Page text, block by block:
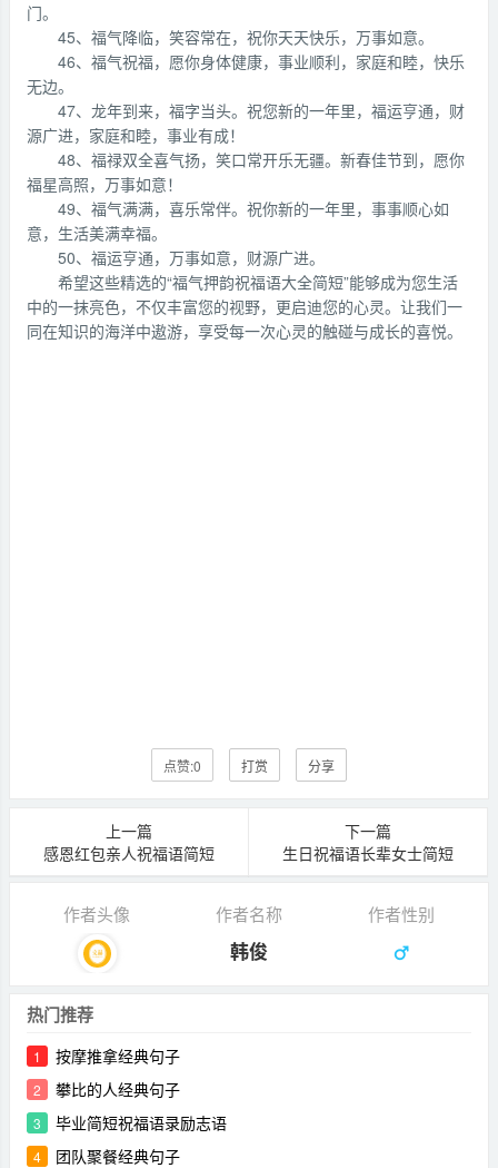
门。
45、福气降临，笑容常在，祝你天天快乐，万事如意。
46、福气祝福，愿你身体健康，事业顺利，家庭和睦，快乐
无边。
47、龙年到来，福字当头。祝您新的一年里，福运亨通，财
源广进，家庭和睦，事业有成！
48、福禄双全喜气扬，笑口常开乐无疆。新春佳节到，愿你
福星高照，万事如意！
49、福气满满，喜乐常伴。祝你新的一年里，事事顺心如
意，生活美满幸福。
50、福运亨通，万事如意，财源广进。
希望这些精选的“福气押韵祝福语大全简短”能够成为您生活
中的一抹亮色，不仅丰富您的视野，更启迪您的心灵。让我们一
同在知识的海洋中遨游，享受每一次心灵的触碰与成长的喜悦。
点赞:0 打赏 分享
上一篇
感恩红包亲人祝福语简短
下一篇
生日祝福语长辈女士简短
作者头像 作者名称 作者性别
韩俊
热门推荐
1 按摩推拿经典句子
2 攀比的人经典句子
3 毕业简短祝福语录励志语
4 团队聚餐经典句子